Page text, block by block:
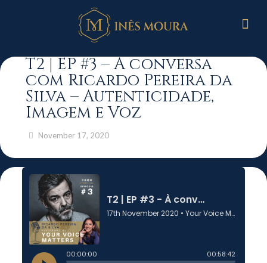
T2 | EP #3 – À conversa
com Ricardo Pereira da
Silva – Autenticidade,
Imagem e Voz
November 17, 2020